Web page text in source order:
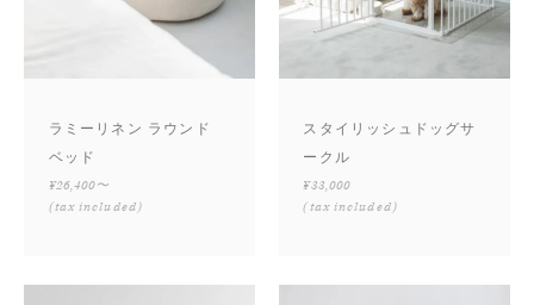
ラミーリネン ラウンド
ベッド
¥26,400〜
(tax included)
スタイリッシュドッグサ
ークル
¥33,000
(tax included)